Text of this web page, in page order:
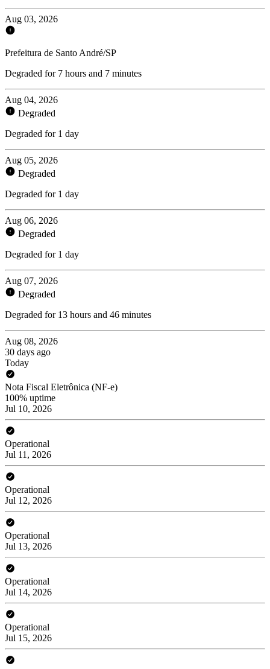
Aug 03, 2026
Prefeitura de Santo André/SP
Degraded for 7 hours and 7 minutes
Aug 04, 2026
Degraded
Degraded for 1 day
Aug 05, 2026
Degraded
Degraded for 1 day
Aug 06, 2026
Degraded
Degraded for 1 day
Aug 07, 2026
Degraded
Degraded for 13 hours and 46 minutes
Aug 08, 2026
30 days ago
Today
Nota Fiscal Eletrônica (NF-e)
100% uptime
Jul 10, 2026
Operational
Jul 11, 2026
Operational
Jul 12, 2026
Operational
Jul 13, 2026
Operational
Jul 14, 2026
Operational
Jul 15, 2026